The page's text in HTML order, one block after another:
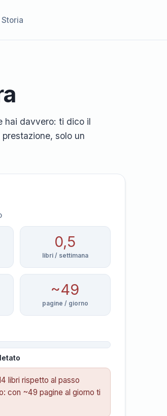
Storia
hai davvero: ti dico il
solo un
0,5
libri / settimana
~49
pagine / giorno
libri rispetto al passo
con ~49 pagine al giorno ti